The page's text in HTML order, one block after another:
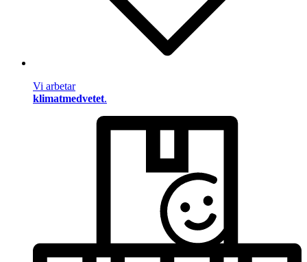
Vi arbetar
klimatmedvetet.